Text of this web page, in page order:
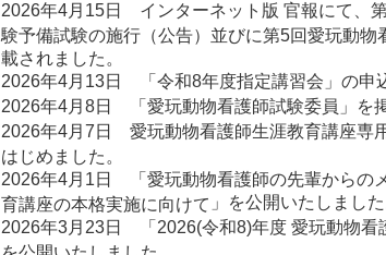
2026年4月15日 インターネット版 官報にて、
験予備試験の施行（公告）並びに第5回愛玩動物
載されました。
2026年4月13日 「 令和8年度指定講習会 」の申
2026年4月8日 「 愛玩動物看護師試験委員 」
を
2026年4月7日 愛玩動物看護師生涯教育講座専
はじめました。
2026年4月1日 「 愛玩動物看護師の先輩からの
育講座の本格実施に向けて 」を公開いたしました
2026年3月23日 「 2026(令和8)年度 愛玩動物看
を公開いたしました。